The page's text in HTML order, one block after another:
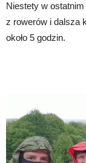
Niestety w
z rowerów i dalsza
około 5 godzin.